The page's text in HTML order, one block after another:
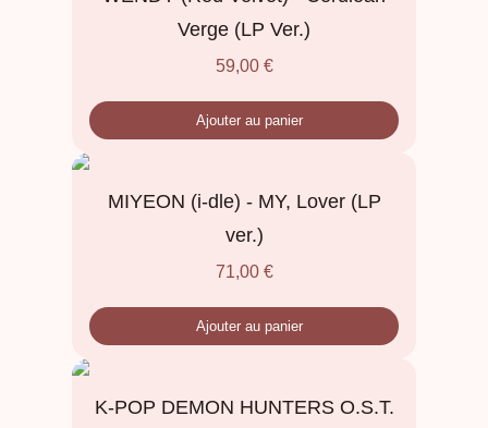
Verge (LP Ver.)
59,00 €
Ajouter au panier
MIYEON (i-dle) - MY, Lover (LP
ver.)
71,00 €
Ajouter au panier
K-POP DEMON HUNTERS O.S.T.